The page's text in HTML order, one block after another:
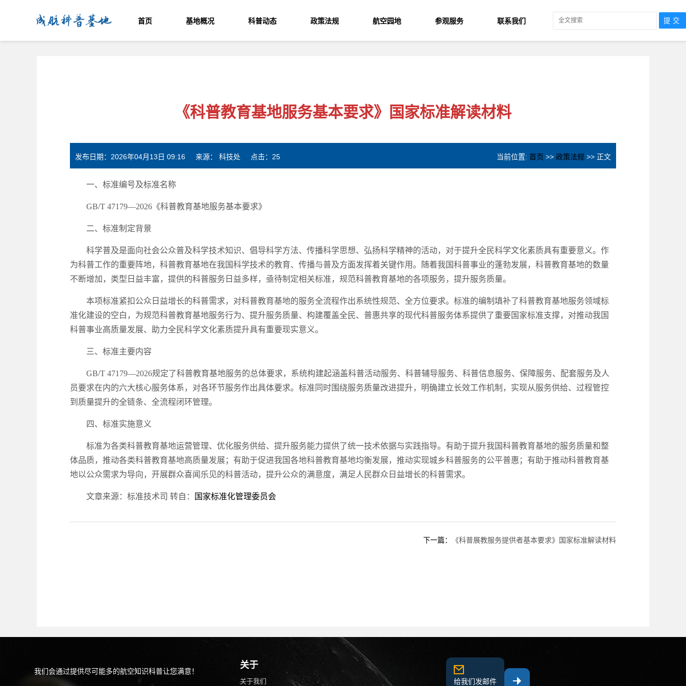
成航科普基地 首页 基地概况 科普动态 政策法规 航空园地 参观服务 联系我们
《科普教育基地服务基本要求》国家标准解读材料
发布日期：2026年04月13日 09:16 来源： 科技处 点击： 25 当前位置: 首页 >> 政策法规 >> 正文
一、标准编号及标准名称
GB/T 47179—2026《科普教育基地服务基本要求》
二、标准制定背景
科学普及是面向社会公众普及科学技术知识、倡导科学方法、传播科学思想、弘扬科学精神的活动，对于提升全民科学文化素质具有重要意义。作
为科普工作的重要阵地，科普教育基地在我国科学技术的教育、传播与普及方面发挥着关键作用。随着我国科普事业的蓬勃发展，科普教育基地的数量
不断增加，类型日益丰富，提供的科普服务日益多样，亟待制定相关标准，规范科普教育基地的各项服务，提升服务质量。
本项标准紧扣公众日益增长的科普需求，对科普教育基地的服务全流程作出系统性规范、全方位要求。标准的编制填补了科普教育基地服务领域标
准化建设的空白，为规范科普教育基地服务行为、提升服务质量、构建覆盖全民、普惠共享的现代科普服务体系提供了重要国家标准支撑，对推动我国
科普事业高质量发展、助力全民科学文化素质提升具有重要现实意义。
三、标准主要内容
GB/T 47179—2026规定了科普教育基地服务的总体要求，系统构建起涵盖科普活动服务、科普辅导服务、科普信息服务、保障服务、配套服务及人
员要求在内的六大核心服务体系，对各环节服务作出具体要求。标准同时围绕服务质量改进提升，明确建立长效工作机制，实现从服务供给、过程管控
到质量提升的全链条、全流程闭环管理。
四、标准实施意义
标准为各类科普教育基地运营管理、优化服务供给、提升服务能力提供了统一技术依据与实践指导。有助于提升我国科普教育基地的服务质量和整
体品质，推动各类科普教育基地高质量发展；有助于促进我国各地科普教育基地均衡发展，推动实现城乡科普服务的公平普惠；有助于推动科普教育基
地以公众需求为导向，开展群众喜闻乐见的科普活动，提升公众的满意度，满足人民群众日益增长的科普需求。
文章来源：标准技术司 转自： 国家标准化管理委员会
下一篇： 《科普展教服务提供者基本要求》国家标准解读材料
我们会通过提供尽可能多的航空知识科普让您满意！
关于
关于我们 给我们发邮件